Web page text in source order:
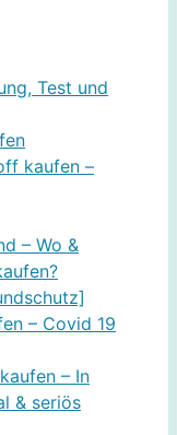
Test und
kaufen –
– Wo &
– Covid 19
– In
& seriös